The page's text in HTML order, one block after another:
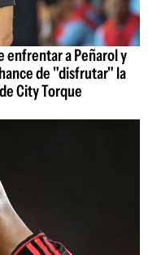
enfrentar a Peñarol y
de "disfrutar" la
City Torque